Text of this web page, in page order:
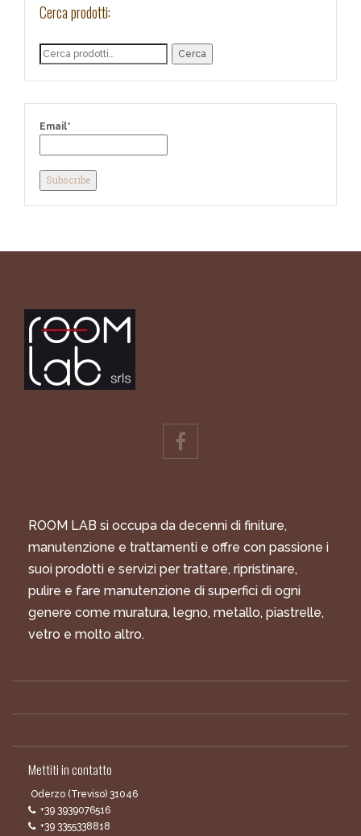
Cerca prodotti:
Cerca
Email*
ROOM LAB si occupa da decenni di finiture,
manutenzione e trattamenti e offre con passione i
suoi prodotti e servizi per trattare, ripristinare,
pulire e fare manutenzione di superfici di ogni
genere come muratura, legno, metallo, piastrelle,
vetro e molto altro.
Mettiti in contatto
Oderzo (Treviso) 31046
+39 3939076516
+39 3355338818